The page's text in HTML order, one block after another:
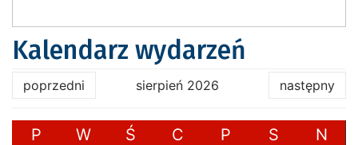
Kalendarz wydarzeń
poprzedni sierpień 2026 następny
P W Ś C P S N